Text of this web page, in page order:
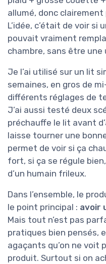
allumé, donc
L’idée, c’était de voir
pouvait vraiment
chambre, sans être une
Je l’ai utilisé sur un lit
semaines, en gros de
différents réglages de
J’ai aussi testé deux
préchauffe le lit avant
laisse tourner une
permet de voir si ça
fort, si ça se régule
d’un humain frileux.
Dans l’ensemble, le
le point principal : avoir
Mais tout n’est pas
pratiques bien pensés,
agaçants qu’on ne voit
produit. Surtout si on